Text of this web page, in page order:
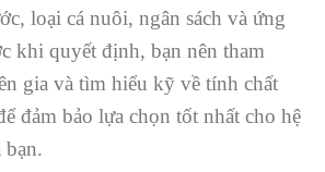
loại cá nuôi, ngân sách và ứng
khi quyết định, bạn nên tham
gia và tìm hiểu kỹ về tính chất
đảm bảo lựa chọn tốt nhất cho hệ
bạn.